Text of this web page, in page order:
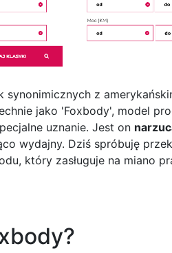
z
jako 'Foxbody', model
uznanie. Jest on
wydajny. Dziś spróbuję
który zasługuje na miano